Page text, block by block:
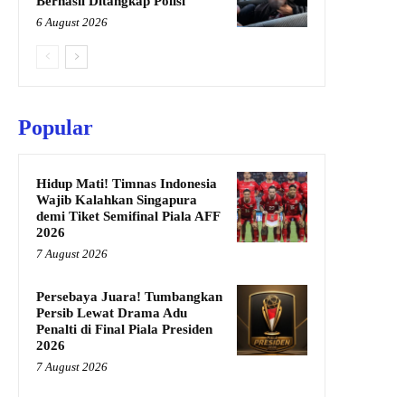
6 August 2026
Popular
Hidup Mati! Timnas Indonesia
Wajib Kalahkan Singapura
demi Tiket Semifinal Piala AFF
2026
7 August 2026
Persebaya Juara! Tumbangkan
Persib Lewat Drama Adu
Penalti di Final Piala Presiden
2026
7 August 2026